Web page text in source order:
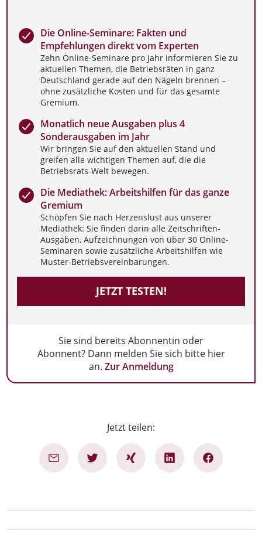
Die Online-Seminare: Fakten und
Empfehlungen direkt vom Experten
Zehn Online-Seminare pro Jahr informieren Sie zu
aktuellen Themen, die Betriebsräten in ganz
Deutschland gerade auf den Nägeln brennen –
ohne zusätzliche Kosten und für das gesamte
Gremium.
Monatlich neue Ausgaben plus 4
Sonderausgaben im Jahr
Wir bringen Sie auf den aktuellen Stand und
greifen alle wichtigen Themen auf, die die
Betriebsrats-Welt bewegen.
Die Mediathek: Arbeitshilfen für das ganze
Gremium
Schöpfen Sie nach Herzenslust aus unserer
Mediathek: Sie finden darin alle Zeitschriften-
Ausgaben, Aufzeichnungen von über 30 Online-
Seminaren sowie zusätzliche Arbeitshilfen wie
Muster-Betriebsvereinbarungen.
JETZT TESTEN!
Sie sind bereits Abonnentin oder
Abonnent? Dann melden Sie sich bitte hier
an. Zur Anmeldung
Jetzt teilen: